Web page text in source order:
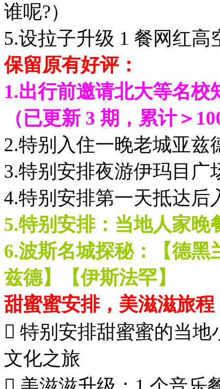
谁呢?）
5.设拉子升级 1 餐网红高
保留原有好评：
1.出行前邀请北大等名
（已更新 3 期，累计＞
2.特别入住一晚老城亚兹
3.特别安排夜游伊玛目广
4.特别安排第一天抵达后
5.特别安排：当地人家晚
6.波斯名城探秘：【德
兹德】【伊斯法罕】
甜蜜蜜安排，美滋滋旅程
 特别安排甜蜜蜜的当
文化之旅